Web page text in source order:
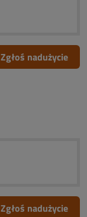
Zgłoś nadużycie
Zgłoś nadużycie